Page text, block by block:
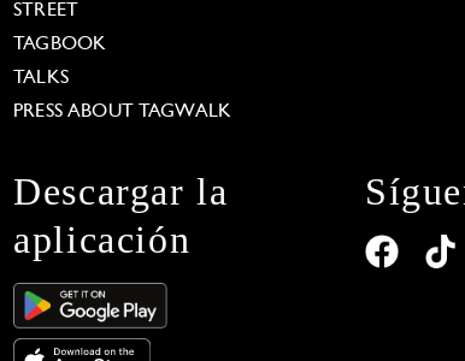
STREET
TAGBOOK
TALKS
PRESS ABOUT TAGWALK
Descargar la
aplicación